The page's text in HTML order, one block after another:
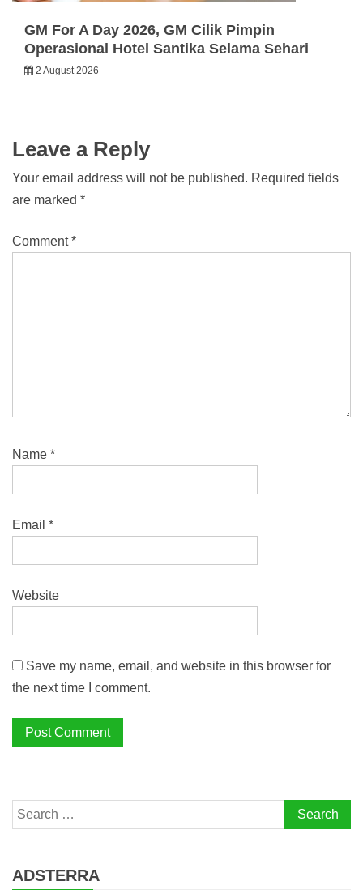
GM For A Day 2026, GM Cilik Pimpin
Operasional Hotel Santika Selama Sehari
2 August 2026
Leave a Reply
Your email address will not be published. Required fields
are marked *
Comment*
Name *
Email *
Website
Save my name, email, and website in this browser for
the next time I comment.
Search
for:
ADSTERRA